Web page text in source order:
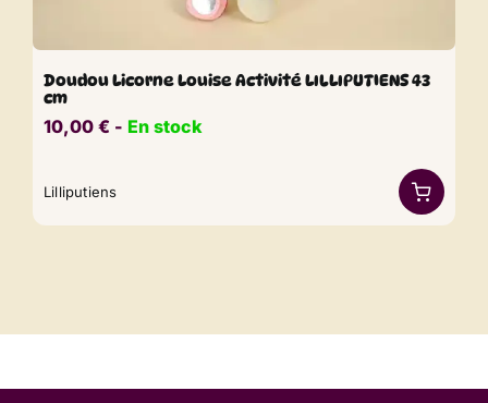
Doudou Licorne Louise Activité LILLIPUTIENS 43
cm
10,00 € ​​ - En stock
Lilliputiens